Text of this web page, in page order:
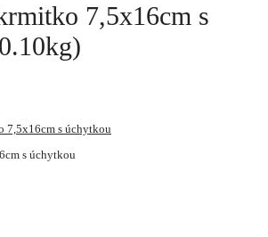
7,5x16cm s
7,5x16cm s úchytkou
s úchytkou